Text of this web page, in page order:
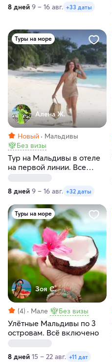
8 дней 9 – 16 авг. +33 даты
Туры на море
Алена Ж.
Новый
Мальдивы
Без визы
Тур на Мальдивы в отеле
на первой линии. Все
8 дней 9 – 16 авг. +32 даты
Туры на море
Зоя С.
(4) Мале Без визы
Улётные Мальдивы по 3
островам. Всё включено
8 дней 15 – 22 авг. +11 дат